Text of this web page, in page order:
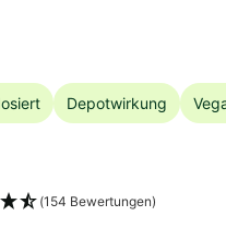
Depotwirkung
(154 Bewertungen)